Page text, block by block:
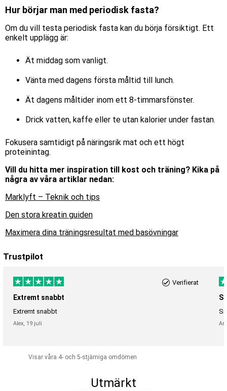
Hur börjar man med periodisk fasta?
Om du vill testa periodisk fasta kan du börja försiktigt. Ett
enkelt upplägg är:
Ät middag som vanligt.
Vänta med dagens första måltid till lunch.
Ät dagens måltider inom ett 8-timmarsfönster.
Drick vatten, kaffe eller te utan kalorier under fastan.
Fokusera samtidigt på näringsrik mat och ett högt
proteinintag.
Vill du hitta mer inspiration till kost och träning? Kika på
några av våra artiklar nedan:
Marklyft – Teknik och tips
Den stora kreatin guiden
Maximera dina träningsresultat med basövningar
Trustpilot
Verifierat
Extremt snabbt
Extremt snabbt
Alex, 19 juli
Visar våra 4- och 5-stjärniga omdömen
Utmärkt